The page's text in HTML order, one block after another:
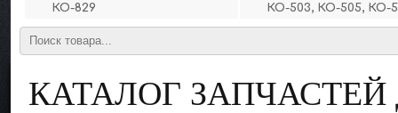
КО-829
КО-503, КО-505, КО-
КАТАЛОГ